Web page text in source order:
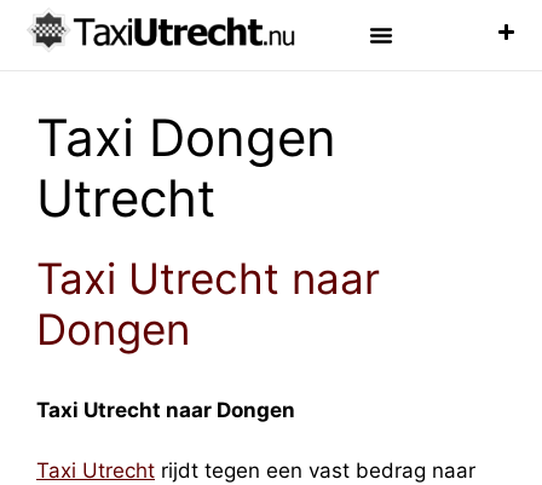
Taxi Dongen
Utrecht
Taxi Utrecht naar
Dongen
Taxi Utrecht naar Dongen
Taxi Utrecht rijdt tegen een vast bedrag naar